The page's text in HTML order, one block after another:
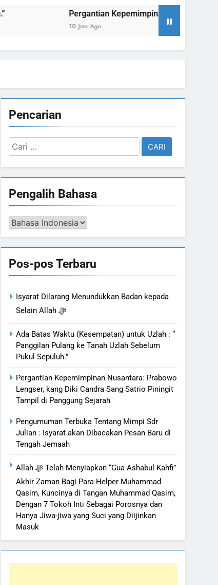
Pergantian Kepemimpinan Nusantara: Prabowo
Pencarian
Cari
untuk:
Pengalih Bahasa
Pengalih
Pos-pos Terbaru
Isyarat Dilarang Menundukkan Badan kepada
Selain Allah ﷻ
Ada Batas Waktu (Kesempatan) untuk Uzlah : “
Panggilan Pulang ke Tanah Uzlah Sebelum
Pukul Sepuluh.”
Pergantian Kepemimpinan Nusantara: Prabowo
Lengser, kang Diki Candra Sang Satrio Piningit
Tampil di Panggung Sejarah
Pengumuman Terbuka Tentang Mimpi Sdr
Julian : Isyarat akan Dibacakan Pesan Baru di
Tengah Jemaah
Allah ﷻ Telah Menyiapkan “Gua Ashabul Kahfi”
Akhir Zaman Bagi Para Helper Muhammad
Qasim, Kuncinya di Tangan Muhammad Qasim,
Dengan 7 Tokoh Inti Sebagai Porosnya dan
Hanya Jiwa-jiwa yang Suci yang Diijinkan
Masuk